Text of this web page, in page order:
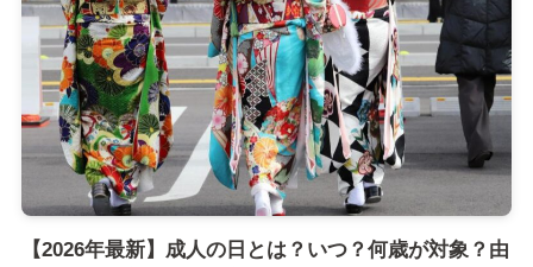
【2026年最新】成人の日とは？いつ？何歳が対象？由